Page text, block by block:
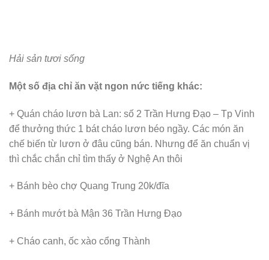
Hải sản tươi sống
Một số địa chỉ ăn vặt ngon nức tiếng khác:
+ Quán cháo lươn bà Lan: số 2 Trần Hưng Đạo – Tp Vinh
để thưởng thức 1 bát cháo lươn béo ngầy. Các món ăn
chế biến từ lươn ở đâu cũng bán. Nhưng để ăn chuẩn vị
thì chắc chắn chỉ tìm thấy ở Nghệ An thôi
+ Bánh bèo chợ Quang Trung 20k/đĩa
+ Bánh mướt bà Mận 36 Trần Hưng Đạo
+ Cháo canh, ốc xào cổng Thành